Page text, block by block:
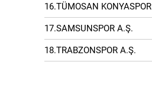
16.TÜMOSAN KONYASPOR
17.SAMSUNSPOR A.Ş.
18.TRABZONSPOR A.Ş.